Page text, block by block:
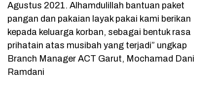
Agustus 2021. Alhamdulillah bantuan paket
pangan dan pakaian layak pakai kami berikan
kepada keluarga korban, sebagai bentuk rasa
prihatain atas musibah yang terjadi” ungkap
Branch Manager ACT Garut, Mochamad Dani
Ramdani